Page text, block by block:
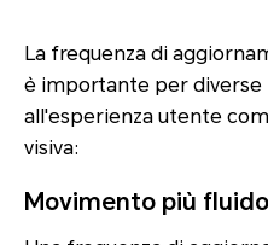
La frequenza di
è importante per diverse
all'esperienza utente
visiva:
Movimento più fluido